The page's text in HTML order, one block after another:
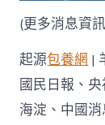
(更多消息資
起源包養網 |
國民日報、
海淀、中國